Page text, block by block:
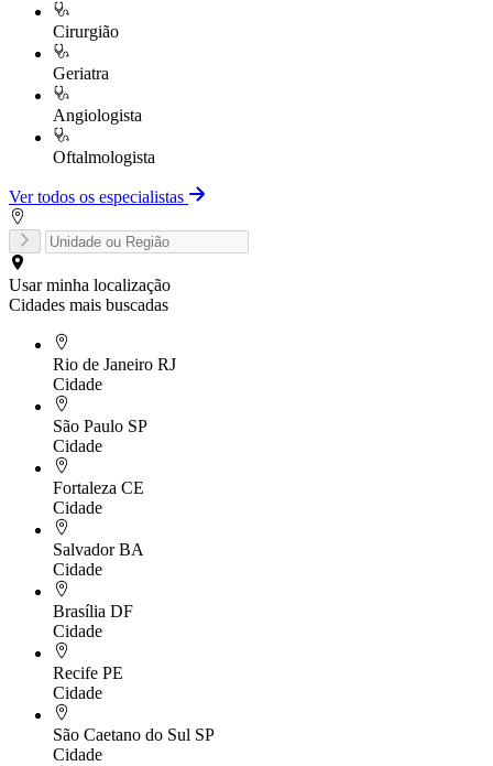
Cirurgião
Geriatra
Angiologista
Oftalmologista
Ver todos os especialistas
Usar minha localização
Cidades mais buscadas
Rio de Janeiro RJ
Cidade
São Paulo SP
Cidade
Fortaleza CE
Cidade
Salvador BA
Cidade
Brasília DF
Cidade
Recife PE
Cidade
São Caetano do Sul SP
Cidade